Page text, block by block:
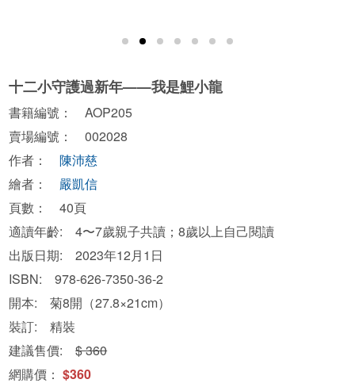
十二小守護過新年——我是鯉小龍
書籍編號： AOP205
賣場編號： 002028
作者：陳沛慈
繪者： 嚴凱信
頁數： 40頁
適讀年齡: 4〜7歲親子共讀；8歲以上自己閱讀
出版日期: 2023年12月1日
ISBN: 978-626-7350-36-2
開本: 菊8開（27.8×21cm）
裝訂: 精裝
建議售價:$ 360
網購價：$360